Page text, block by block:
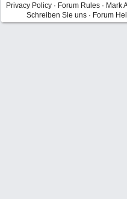
Privacy Policy · Forum Rules · Mark
Schreiben Sie uns · Forum